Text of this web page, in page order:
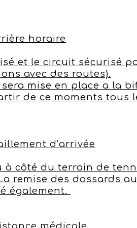
horaire
et le circuit sécurisé
avec des routes).
mise en place a la
de ce moments
d’arrivée
à côté du terrain de
remise des dossards
également.
médicale